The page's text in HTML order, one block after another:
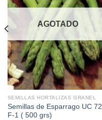
AGOTADO
SEMILLAS HORTALIZAS GRANEL
Semillas de Esparrago UC 72
F-1 ( 500 grs)